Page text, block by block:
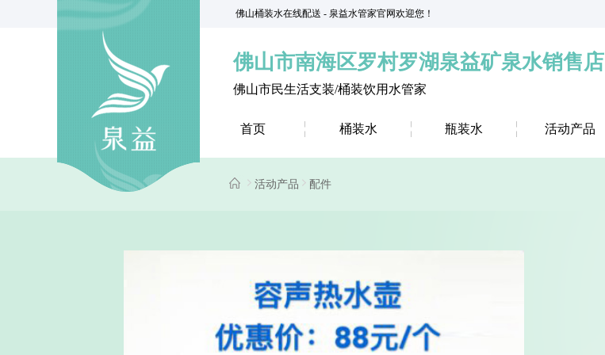
佛山桶装水在线配送 - 泉益水管家官网欢迎您！
佛山市南海区罗村罗湖泉益矿泉水销售店
佛山市民生活支装/桶装饮用水管家
首页 桶装水 瓶装水 活动产品
活动产品 配件